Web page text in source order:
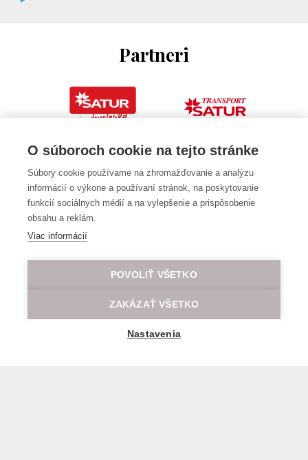
Partneri
O súboroch cookie na tejto stránke
Súbory cookie používame na zhromažďovanie a analýzu
informácií o výkone a používaní stránok, na poskytovanie
funkcií sociálnych médií a na vylepšenie a prispôsobenie
obsahu a reklám.
Viac informácií
POVOLIŤ VŠETKO
ZAKÁZAŤ VŠETKO
Nastavenia